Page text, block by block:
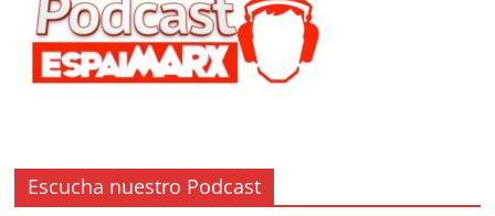
Escucha nuestro Podcast